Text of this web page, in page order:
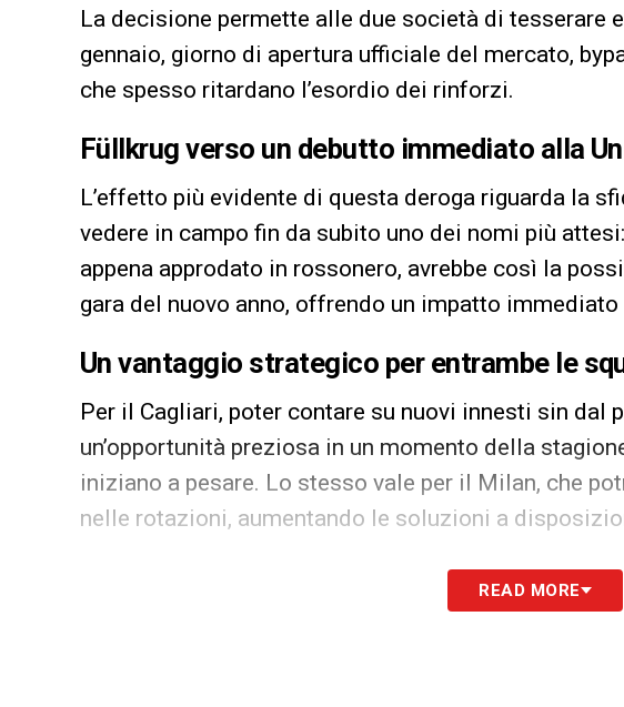
La decisione permette alle due società di tesserare
gennaio, giorno di apertura ufficiale del mercato,
che spesso ritardano l’esordio dei rinforzi.
Füllkrug verso un debutto immediato alla
L’effetto più evidente di questa deroga riguarda la
vedere in campo fin da subito uno dei nomi più
appena approdato in rossonero, avrebbe così la
gara del nuovo anno, offrendo un impatto
Un vantaggio strategico per entrambe le
Per il Cagliari, poter contare su nuovi innesti sin dal
un’opportunità preziosa in un momento della
iniziano a pesare. Lo stesso vale per il Milan, che
nelle rotazioni, aumentando le soluzioni a
La deroga concessa dalla Federcalcio velocizza
deposito dei contratti, rendendo immediatamente
READ MORE